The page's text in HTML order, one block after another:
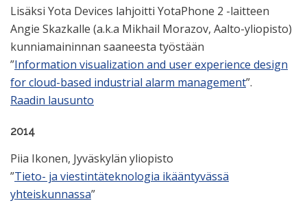
Lisäksi Yota Devices lahjoitti YotaPhone 2 -laitteen
Angie Skazkalle (a.k.a Mikhail Morazov, Aalto-yliopisto)
kunniamaininnan saaneesta työstään
”Information visualization and user experience design
for cloud-based industrial alarm management”.
Raadin lausunto
2014
Piia Ikonen, Jyväskylän yliopisto
”Tieto- ja viestintäteknologia ikääntyvässä
yhteiskunnassa”